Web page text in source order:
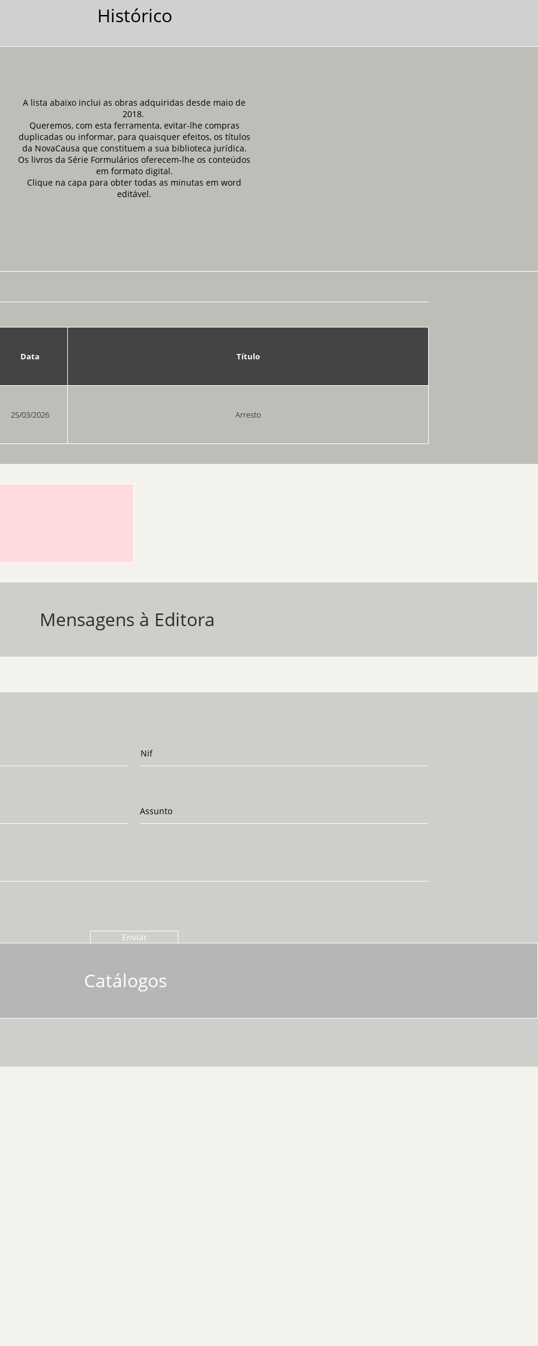
Histórico
A lista abaixo inclui as obras adquiridas desde maio de
2018.
Queremos, com esta ferramenta, evitar-lhe compras
duplicadas ou informar, para quaisquer efeitos, os títulos
da NovaCausa que constituem a sua biblioteca jurídica.
Os livros da Série Formulários oferecem-lhe os conteúdos
em formato digital.
Clique na capa para obter todas as minutas em word
editável.
Data Título
25/03/2026 Arresto
Mensagens à Editora
Enviar
Catálogos